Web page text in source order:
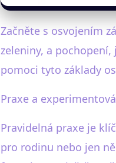
Začněte s osvojením
zeleniny, a
pomoci tyto základy
Praxe a
Pravidelná praxe je
pro rodinu nebo jen